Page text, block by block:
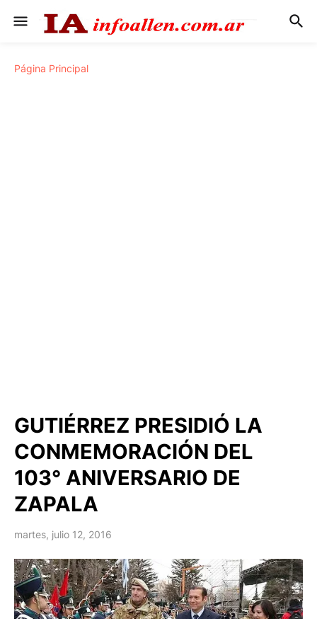
Página Principal
GUTIÉRREZ PRESIDIÓ LA
CONMEMORACIÓN DEL
103° ANIVERSARIO DE
ZAPALA
martes, julio 12, 2016